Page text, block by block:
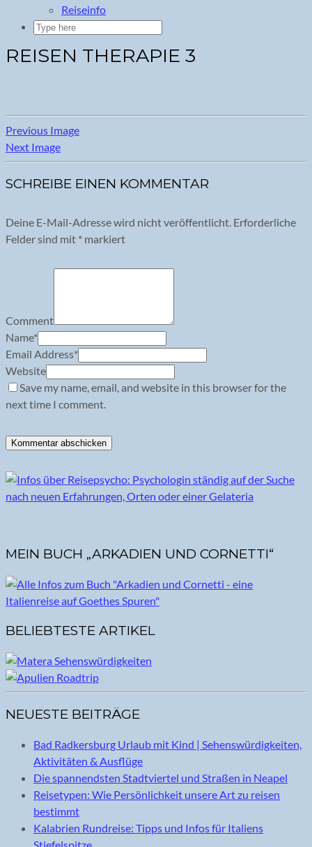
Reiseinfo
REISEN THERAPIE 3
Previous Image
Next Image
SCHREIBE EINEN KOMMENTAR
Deine E-Mail-Adresse wird nicht veröffentlicht. Erforderliche
Felder sind mit * markiert
Comment
Name*
Email Address*
Website
Save my name, email, and website in this browser for the
next time I comment.
MEIN BUCH „ARKADIEN UND CORNETTI“
BELIEBTESTE ARTIKEL
NEUESTE BEITRÄGE
Bad Radkersburg Urlaub mit Kind | Sehenswürdigkeiten,
Aktivitäten & Ausflüge
Die spannendsten Stadtviertel und Straßen in Neapel
Reisetypen: Wie Persönlichkeit unsere Art zu reisen
bestimmt
Kalabrien Rundreise: Tipps und Infos für Italiens
Stiefelspitze